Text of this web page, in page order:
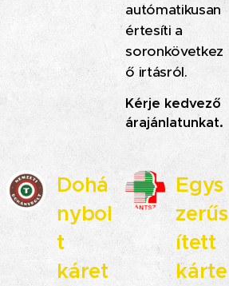
autómatikusan
értesíti a
soronkövetkez
ő irtásról.
Kérje kedvező
árajánlatunkat.
Dohá
nybol
t
káret
Egys
zerűs
ített
kárte